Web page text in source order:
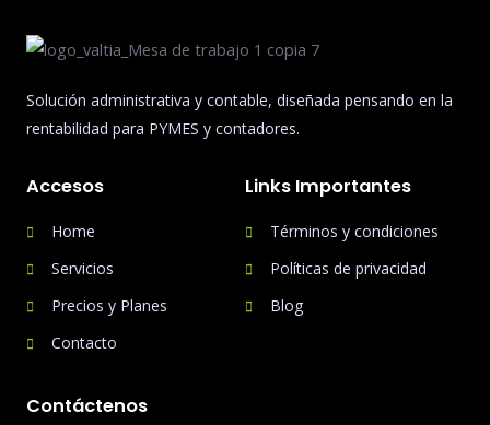
Solución administrativa y contable, diseñada pensando en la
rentabilidad para PYMES y contadores.
Accesos
Home
Servicios
Precios y Planes
Contacto
Links Importantes
Términos y condiciones
Políticas de privacidad
Blog
Contáctenos